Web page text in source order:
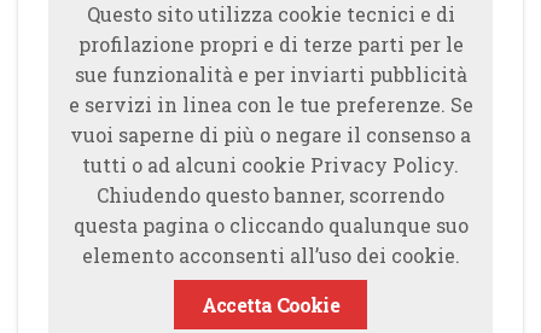
Questo sito utilizza cookie tecnici e di
profilazione propri e di terze parti per le
sue funzionalità e per inviarti pubblicità
e servizi in linea con le tue preferenze. Se
vuoi saperne di più o negare il consenso a
tutti o ad alcuni cookie Privacy Policy.
Chiudendo questo banner, scorrendo
questa pagina o cliccando qualunque suo
elemento acconsenti all’uso dei cookie.
Accetta Cookie